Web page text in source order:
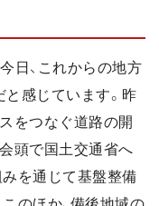
日、これからの地方
感じています。昨
をつなぐ道路の開
頭で国土交通省へ
を通じて基盤整備